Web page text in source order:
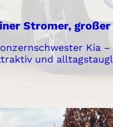
Stromer,
Kia
und